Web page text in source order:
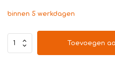
binnen 5 werkdagen
Toevoegen